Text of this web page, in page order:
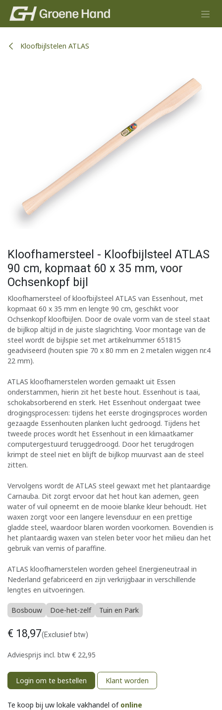
Overslaan naar inhoud
Kloofbijlstelen ATLAS
Kloofhamersteel - Kloofbijlsteel ATLAS
90 cm, kopmaat 60 x 35 mm, voor
Ochsenkopf bijl
Kloofhamersteel of kloofbijlsteel ATLAS van Essenhout, met
kopmaat 60 x 35 mm en lengte 90 cm, geschikt voor
Ochsenkopf kloofbijlen. Door de ovale vorm van de steel staat
de bijlkop altijd in de juiste slagrichting. Voor montage van de
steel wordt de bijlspie set met artikelnummer 651815
geadviseerd (houten spie 70 x 80 mm en 2 metalen wiggen nr.4
22 mm).
ATLAS kloofhamerstelen worden gemaakt uit Essen
onderstammen, hierin zit het beste hout. Essenhout is taai,
schokabsorberend en sterk. Het Essenhout ondergaat twee
drogingsprocessen: tijdens het eerste drogingsproces worden
gezaagde Essenhouten planken lucht gedroogd. Tijdens het
tweede proces wordt het Essenhout in een klimaatkamer
computergestuurd teruggedroogd. Door het terugdrogen
krimpt de steel niet en blijft de bijlkop muurvast aan de steel
zitten.
Vervolgens wordt de ATLAS steel gewaxt met het plantaardige
Carnauba. Dit zorgt ervoor dat het hout kan ademen, geen
water of vuil opneemt en de mooie blanke kleur behoudt. Het
waxen zorgt voor een langere levensduur en een prettige
gladde steel, waardoor blaren worden voorkomen. Bovendien is
het plantaardig waxen van stelen beter voor het milieu dan het
gebruik van vernis of paraffine.
ATLAS kloofhamerstelen worden geheel Energieneutraal in
Nederland gefabriceerd en zijn verkrijgbaar in verschillende
lengtes en uitvoeringen.
Bosbouw Doe-het-zelf Tuin en Park
€ 18,97(Exclusief btw)
Adviesprijs incl. btw € 22,95
Login om te bestellen Klant worden
Te koop bij uw lokale vakhandel of online